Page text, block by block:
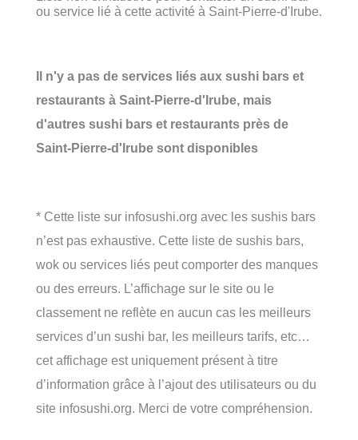
ou service lié à cette activité à Saint-Pierre-d'Irube.
Il n'y a pas de services liés aux sushi bars et
restaurants à Saint-Pierre-d'Irube, mais
d'autres sushi bars et restaurants près de
Saint-Pierre-d'Irube sont disponibles
* Cette liste sur infosushi.org avec les sushis bars
n’est pas exhaustive. Cette liste de sushis bars,
wok ou services liés peut comporter des manques
ou des erreurs. L’affichage sur le site ou le
classement ne reflète en aucun cas les meilleurs
services d’un sushi bar, les meilleurs tarifs, etc…
cet affichage est uniquement présent à titre
d’information grâce à l’ajout des utilisateurs ou du
site infosushi.org. Merci de votre compréhension.